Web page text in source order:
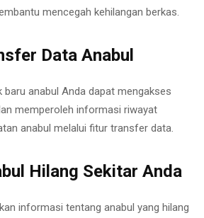
mencegah kehilangan berkas.
Data Anabul
baru anabul Anda dapat mengakses
memperoleh informasi riwayat
anabul melalui fitur transfer data.
Hilang Sekitar Anda
informasi tentang anabul yang hilang